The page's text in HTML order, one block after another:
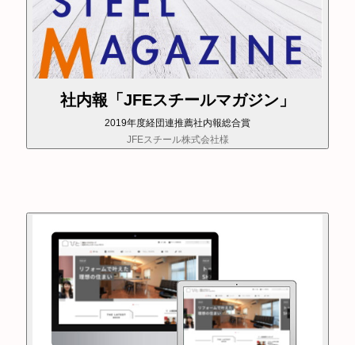
社内報「JFEスチールマガジン」
2019年度経団連推薦社内報総合賞
JFEスチール株式会社様